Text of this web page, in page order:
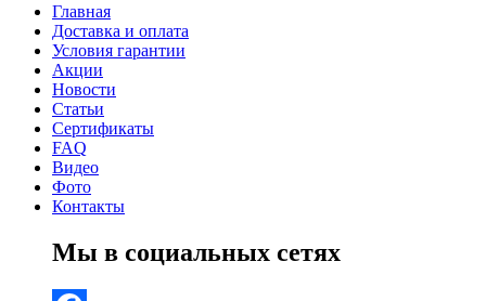
Главная
Доставка и оплата
Условия гарантии
Акции
Новости
Статьи
Сертификаты
FAQ
Видео
Фото
Контакты
Мы в социальных сетях